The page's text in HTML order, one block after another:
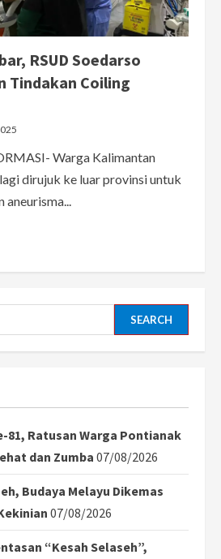
RSUD Soedarso
Tindakan Coiling
Warga Kalimantan
dirujuk ke luar provinsi untuk
aneurisma...
81, Ratusan Warga Pontianak
dan Zumba 07/08/2026
Budaya Melayu Dikemas
07/08/2026
“Kesah Selaseh”,